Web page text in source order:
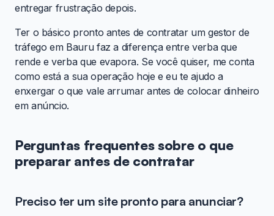
entregar frustração depois.
Ter o básico pronto antes de contratar um gestor de
tráfego em Bauru faz a diferença entre verba que
rende e verba que evapora. Se você quiser, me conta
como está a sua operação hoje e eu te ajudo a
enxergar o que vale arrumar antes de colocar dinheiro
em anúncio.
Perguntas frequentes sobre o que
preparar antes de contratar
Preciso ter um site pronto para anunciar?